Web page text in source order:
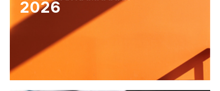
2026